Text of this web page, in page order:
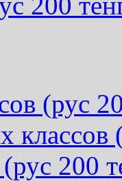
(рус
классов
200